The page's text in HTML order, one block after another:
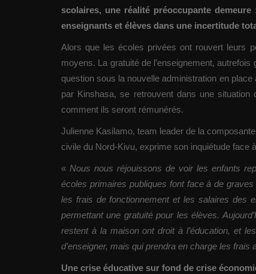
scolaires, une réalité préoccupante
enseignants et élèves dans une incertitude
Alors que les écoles privées ont rouvert leurs
moyens. La gratuité de l’enseignement,
question sous la nouvelle administration en
par Kinshasa, se retrouvent dans une
comment ils seront rémunérés.
Julienne Kasilamo, team leader de la
civile du Nord-Kivu, exprime son inquiétude face
« Nous nous réjouissons de voir les enfants
écoles primaires publiques font face à de
les frais de fonctionnement et les salaires des
permettant une gratuité pour les élèves.
restent à la maison ont droit à l’éducation, et
d’enseigner, mais qui prendra en charge les
Une crise éducative sur fond de crise